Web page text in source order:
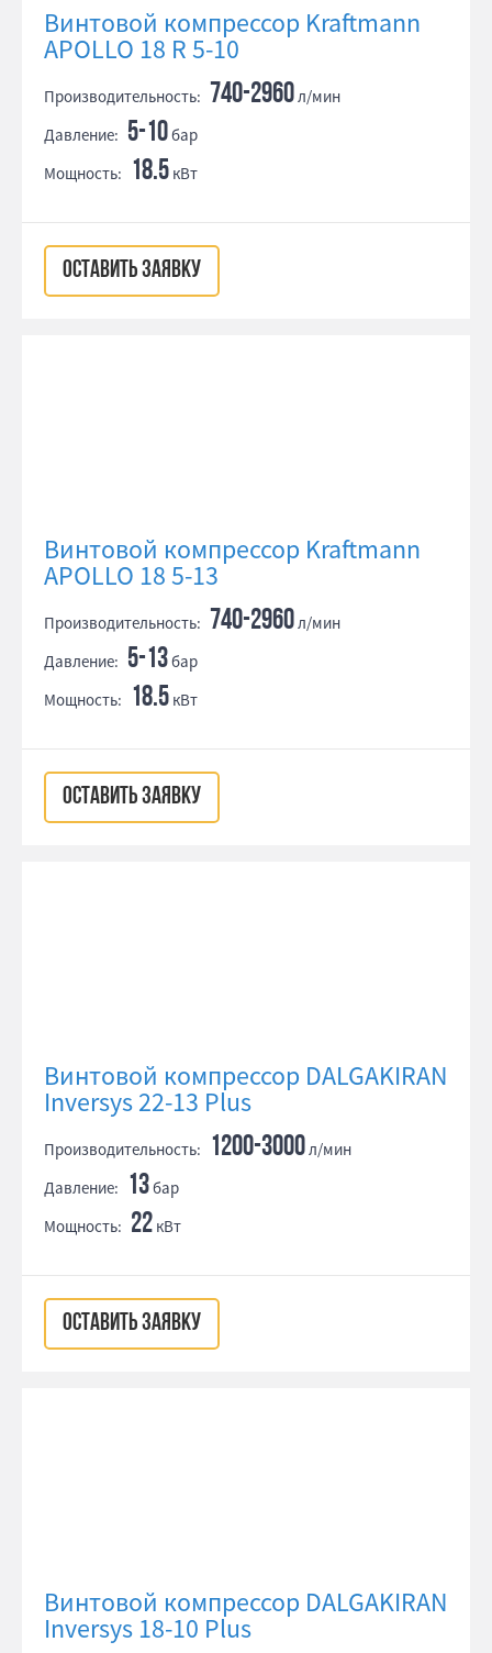
Винтовой компрессор Kraftmann
APOLLO 18 R 5-10
Производительность: 740-2960л/мин
Давление: 5-10бар
Мощность: 18.5 кВт
ОСТАВИТЬ ЗАЯВКУ
Винтовой компрессор Kraftmann
APOLLO 18 5-13
Производительность: 740-2960л/мин
Давление: 5-13бар
Мощность: 18.5 кВт
ОСТАВИТЬ ЗАЯВКУ
Винтовой компрессор DALGAKIRAN
Inversys 22-13 Plus
Производительность: 1200-3000л/мин
Давление: 13бар
Мощность: 22 кВт
ОСТАВИТЬ ЗАЯВКУ
Винтовой компрессор DALGAKIRAN
Inversys 18-10 Plus